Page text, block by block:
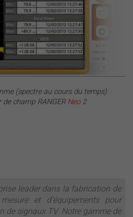
(spectre au cours du temps)
de champ RANGER Neo2
leader dans la fabrication de
et d’équipements pour
de signaux TV. Notre gamme de